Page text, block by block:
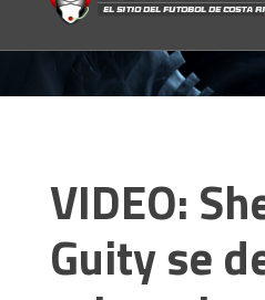
VIDEO:
Guity se